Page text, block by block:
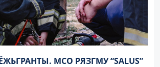
МСО РЯЗГМУ “SALUS”